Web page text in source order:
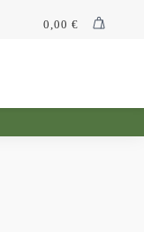
0,00 €